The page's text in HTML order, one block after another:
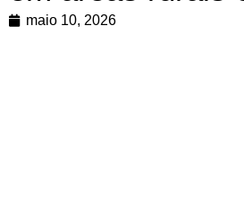
maio 10, 2026